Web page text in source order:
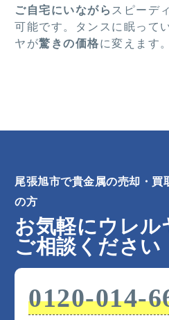
ご自宅にいながら スピーデ
可能です。タンスに眠って
ヤが驚きの価格に変えます。
尾張旭市で貴金属の売却・買
の方
お気軽にウレル
ご相談ください
0120-014-